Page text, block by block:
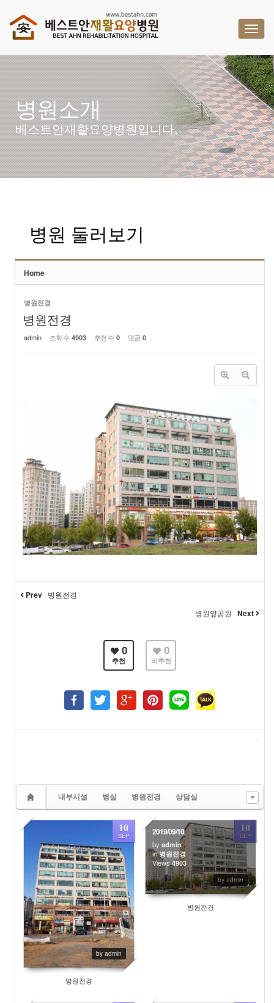
T
g
g
l
e
n
a
v
i
n
병원소개
베스트안재활요양병원입니다.
병원 둘러보기
Home
병원전경
병원전경
admin 조회 수 4903 추천 수 0 댓글 0
Prev 병원전경
병원앞공원 Next
0
추천
0
비추천
내부시설 병실 병원전경 상담실
10
SEP
by admin
4908
병원전경
10
SEP
by admin
2019/09/10
byadmin
in병원전경
Views4903
병원전경